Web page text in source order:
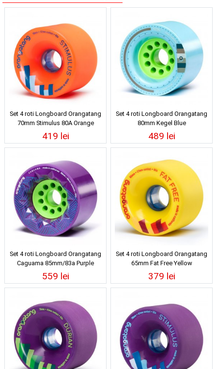
Set 4 roti Longboard Orangatang
70mm Stimulus 80A Orange
419 lei
Set 4 roti Longboard Orangatang
80mm Kegel Blue
489 lei
Set 4 roti Longboard Orangatang
Caguama 85mm/83a Purple
559 lei
Set 4 roti Longboard Orangatang
65mm Fat Free Yellow
379 lei